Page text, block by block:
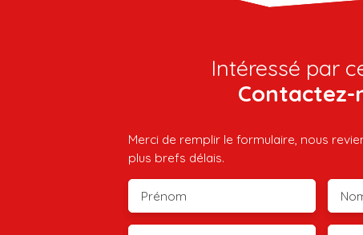
Intéressé par
Contactez-
Merci de remplir le formulaire, nous
plus brefs délais.
Prénom